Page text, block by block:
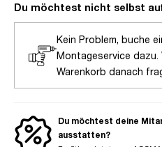
Du möchtest nicht selbst
Kein Problem, buche
Montageservice dazu.
Warenkorb danach
Du möchtest deine
ausstatten?